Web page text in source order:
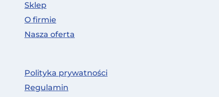
Sklep
O firmie
Nasza oferta
Polityka prywatności
Regulamin